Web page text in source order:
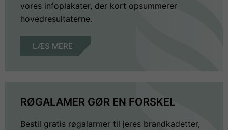
vores infoplakater, der kort opsummerer
hovedresultaterne.
LÆS MERE
RØGALAMER GØR EN FORSKEL
Bestil gratis røgalarmer til jeres brandkadetter,